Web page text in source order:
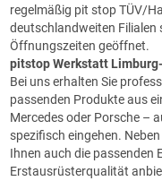
regelmäßig pit stop TÜV/
deutschlandweiten Filialen
Öffnungszeiten geöffnet.
pitstopWerkstatt
Bei uns erhalten Sie
passenden Produkte aus
Mercedes oder Porsche –
spezifisch eingehen.
Ihnen auch die passenden
Erstausrüsterqualität